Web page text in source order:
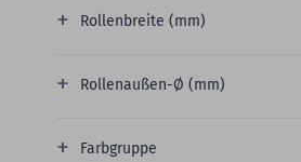
Rollenbreite (mm)
Rollenaußen-Ø (mm)
Farbgruppe